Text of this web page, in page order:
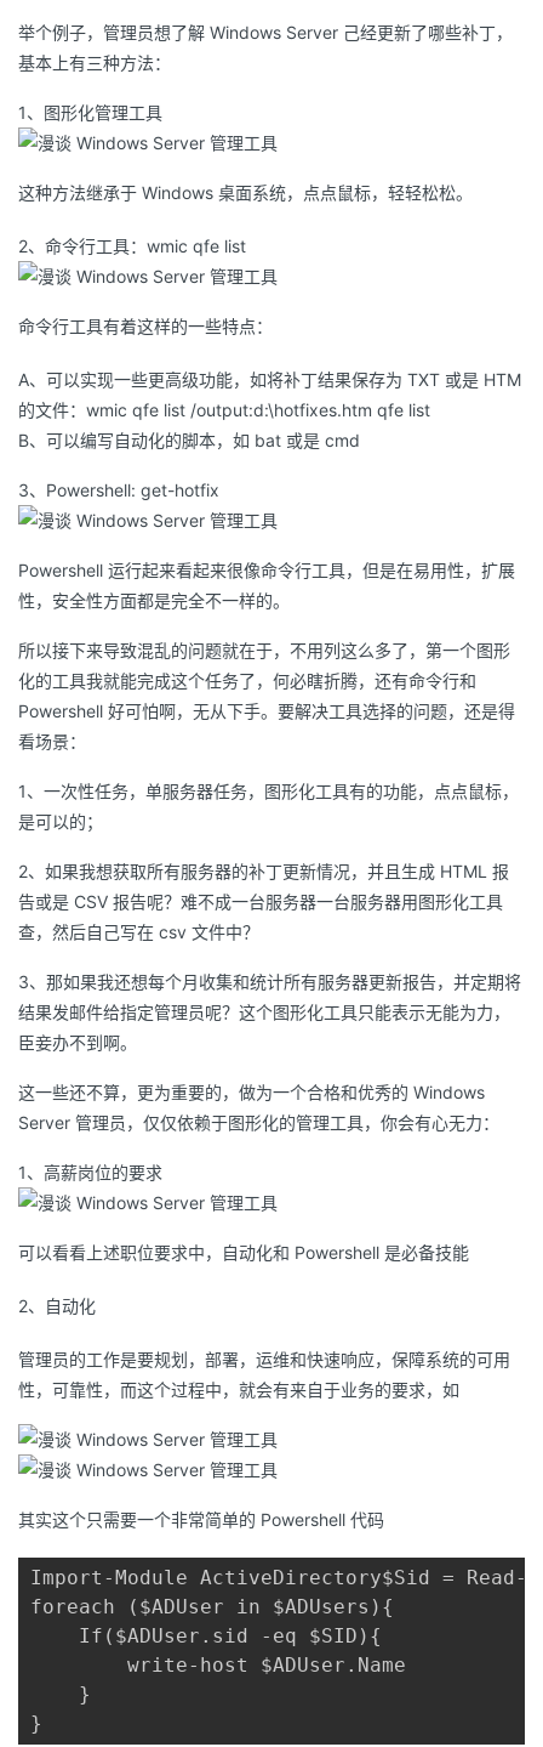
播
活
的
注
我
开
发
者
学
堂
我
的
程
我
认
证
的
实
验
我
的
收
藏
的
Programs
我
的
支
持
我
的
技
支
我
的
声
举个例子，管理员想了解 Windows Server 己经更新了哪些补丁，
基本上有三种方法：
1、图形化管理工具
这种方法继承于 Windows 桌面系统，点点鼠标，轻轻松松。
2、命令行工具：wmic qfe list
命令行工具有着这样的一些特点：
A、可以实现一些更高级功能，如将补丁结果保存为 TXT 或是 HTM
的文件：wmic qfe list /output:d:\hotfixes.htm qfe list
B、可以编写自动化的脚本，如 bat 或是 cmd
3、Powershell: get-hotfix
Powershell 运行起来看起来很像命令行工具，但是在易用性，扩展
性，安全性方面都是完全不一样的。
所以接下来导致混乱的问题就在于，不用列这么多了，第一个图形
化的工具我就能完成这个任务了，何必瞎折腾，还有命令行和
Powershell 好可怕啊，无从下手。要解决工具选择的问题，还是得
看场景：
1、一次性任务，单服务器任务，图形化工具有的功能，点点鼠标，
是可以的；
2、如果我想获取所有服务器的补丁更新情况，并且生成 HTML 报
告或是 CSV 报告呢？难不成一台服务器一台服务器用图形化工具
查，然后自己写在 csv 文件中？
3、那如果我还想每个月收集和统计所有服务器更新报告，并定期将
结果发邮件给指定管理员呢？这个图形化工具只能表示无能为力，
臣妾办不到啊。
这一些还不算，更为重要的，做为一个合格和优秀的 Windows
Server 管理员，仅仅依赖于图形化的管理工具，你会有心无力：
1、高薪岗位的要求
可以看看上述职位要求中，自动化和 Powershell 是必备技能
2、自动化
管理员的工作是要规划，部署，运维和快速响应，保障系统的可用
性，可靠性，而这个过程中，就会有来自于业务的要求，如
其实这个只需要一个非常简单的 Powershell 代码
Import-Module ActiveDirectory$Sid = Read-
foreach ($ADUser in $ADUsers){
If($ADUser.sid -eq $SID){
write-host $ADUser.Name
}
}